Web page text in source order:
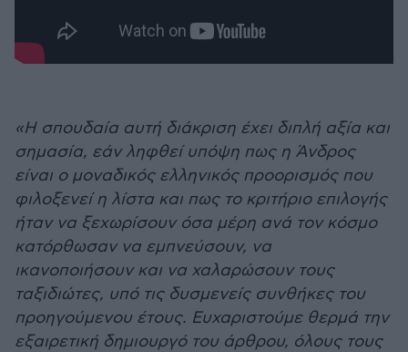
«Η σπουδαία αυτή διάκριση έχει διπλή αξία και
σημασία, εάν ληφθεί υπόψη πως η Άνδρος
είναι ο μοναδικός ελληνικός προορισμός που
φιλοξενεί η λίστα και πως το κριτήριο επιλογής
ήταν να ξεχωρίσουν όσα μέρη ανά τον κόσμο
κατόρθωσαν να εμπνεύσουν, να
ικανοποιήσουν και να χαλαρώσουν τους
ταξιδιώτες, υπό τις δυσμενείς συνθήκες του
προηγούμενου έτους. Ευχαριστούμε θερμά την
εξαιρετική δημιουργό του άρθρου, όλους τους